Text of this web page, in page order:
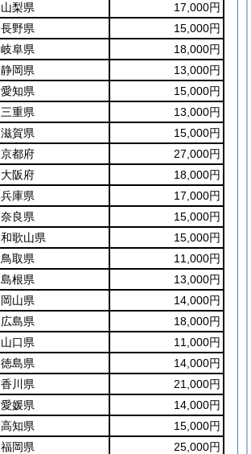
山梨県
17,000円
長野県
15,000円
岐阜県
18,000円
静岡県
13,000円
愛知県
15,000円
三重県
13,000円
滋賀県
15,000円
京都府
27,000円
大阪府
18,000円
兵庫県
17,000円
奈良県
15,000円
和歌山県
15,000円
鳥取県
11,000円
島根県
13,000円
岡山県
14,000円
広島県
18,000円
山口県
11,000円
徳島県
14,000円
香川県
21,000円
愛媛県
14,000円
高知県
15,000円
福岡県
25,000円